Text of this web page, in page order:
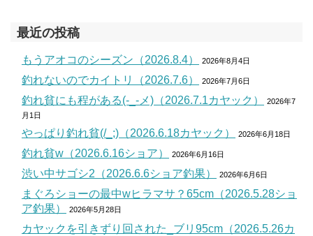
最近の投稿
もうアオコのシーズン（2026.8.4） 2026年8月4日
釣れないのでカイトリ（2026.7.6） 2026年7月6日
釣れ貧にも程がある(-_-メ)（2026.7.1カヤック）
2026年7
月1日
やっぱり釣れ貧(/_;)（2026.6.18カヤック） 2026年6月18日
釣れ貧w（2026.6.16ショア） 2026年6月16日
渋い中サゴシ2（2026.6.6ショア釣果） 2026年6月6日
まぐろショーの最中wヒラマサ？65cm（2026.5.28ショ
ア釣果）
2026年5月28日
カヤックを引きずり回された_ブリ95cm（2026.5.26カ